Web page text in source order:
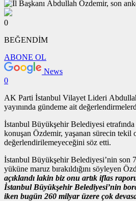
0
BEĞENDİM
ABONE OL
News
0
AK Parti İstanbul Vilayet Lideri
yayınında gündeme ait
İstanbul Büyükşehir Belediyesi
konuşan Özdemir, yaşanan sürecin tekil
değerlendirilemeyeceğini söz etti.
İstanbul Büyükşehir Belediyesi’nin son
yüküne maruz bırakıldığını söyleyen
açıklandı lakin biz onu artık iflas
İstanbul Büyükşehir Belediyesi’nin
iken bugün 260 milyar üzere çok